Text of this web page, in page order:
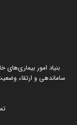
بنیاد امور
ساماندهی و ارتقاء